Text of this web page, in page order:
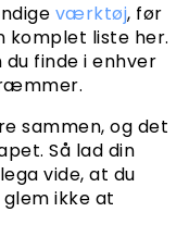
værktøj, før
komplet liste her.
finde i enhver
sammen, og det
Så lad din
vide, at du
ikke at